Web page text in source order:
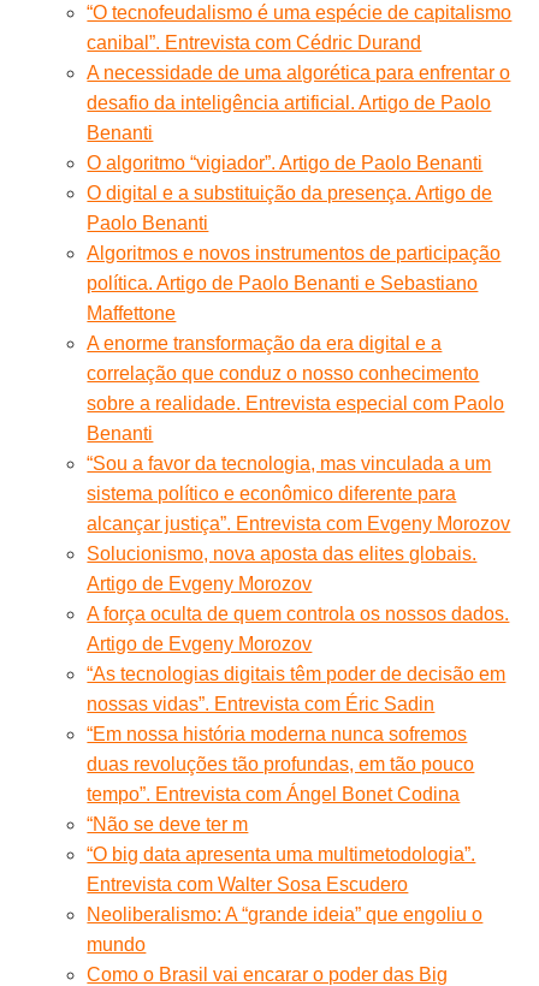
“O tecnofeudalismo é uma espécie de capitalismo
canibal”. Entrevista com Cédric Durand
A necessidade de uma algorética para enfrentar o
desafio da inteligência artificial. Artigo de Paolo
Benanti
O algoritmo “vigiador”. Artigo de Paolo Benanti
O digital e a substituição da presença. Artigo de
Paolo Benanti
Algoritmos e novos instrumentos de participação
política. Artigo de Paolo Benanti e Sebastiano
Maffettone
A enorme transformação da era digital e a
correlação que conduz o nosso conhecimento
sobre a realidade. Entrevista especial com Paolo
Benanti
“Sou a favor da tecnologia, mas vinculada a um
sistema político e econômico diferente para
alcançar justiça”. Entrevista com Evgeny Morozov
Solucionismo, nova aposta das elites globais.
Artigo de Evgeny Morozov
A força oculta de quem controla os nossos dados.
Artigo de Evgeny Morozov
“As tecnologias digitais têm poder de decisão em
nossas vidas”. Entrevista com Éric Sadin
“Em nossa história moderna nunca sofremos
duas revoluções tão profundas, em tão pouco
tempo”. Entrevista com Ángel Bonet Codina
“Não se deve ter m
“O big data apresenta uma multimetodologia”.
Entrevista com Walter Sosa Escudero
Neoliberalismo: A “grande ideia” que engoliu o
mundo
Como o Brasil vai encarar o poder das Big